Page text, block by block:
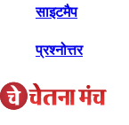
साइटमैप
प्रश्नोत्तर